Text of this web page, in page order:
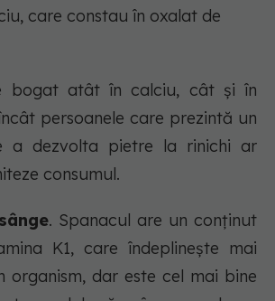
care constau în oxalat de
bogat atât în calciu, cât și în
persoanele care prezintă un
a dezvolta pietre la rinichi ar
consumul.
. Spanacul are un conținut
K1, care îndeplinește mai
organism, dar este cel mai bine